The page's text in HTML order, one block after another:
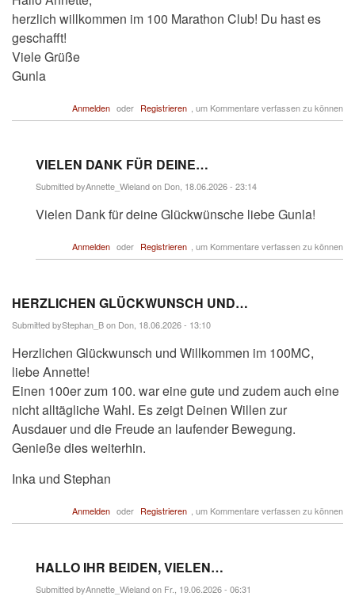
herzlich willkommen im 100 Marathon Club! Du hast es
geschafft!
Viele Grüße
Gunla
Anmelden oder Registrieren , um Kommentare verfassen zu können
VIELEN DANK FÜR DEINE…
Submitted byAnnette_Wielandon Don, 18.06.2026 - 23:14
auf
herzlich…
Vielen Dank für deine Glückwünsche liebe Gunla!
Anmelden oder Registrieren , um Kommentare verfassen zu können
HERZLICHEN GLÜCKWUNSCH UND…
Submitted byStephan_Bon Don, 18.06.2026 - 13:10
Herzlichen Glückwunsch und Willkommen im 100MC,
liebe Annette!
Einen 100er zum 100. war eine gute und zudem auch eine
nicht alltägliche Wahl. Es zeigt Deinen Willen zur
Ausdauer und die Freude an laufender Bewegung.
Genieße dies weiterhin.
Inka und Stephan
Anmelden oder Registrieren , um Kommentare verfassen zu können
HALLO IHR BEIDEN, VIELEN…
Submitted byAnnette_Wielandon Fr., 19.06.2026 - 06:31